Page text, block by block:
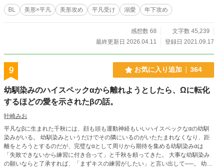
BL 美形×平凡 美形攻め 平凡受け 溺愛 年下攻め
感想数 68
文字数 45,239
最終更新日 2026.04.11
登録日 2021.09.17
9 お気に入り追加 364
幼馴染みのハイスペックαから離れようとしたら、Ωに転化
するほどの愛を示されたβの話。
叶崎みお
平凡なβに生まれた千秋には、顔も頭も運動神経もいいハイスペックなαの幼馴
染みがいる。 幼馴染みというだけでその隣にいるのがいたたまれなくなり、距
離をとろうとするのだが、完璧なαとして周りから期待を集める幼馴染みαは
「失敗できないから練習に付き合って」と千秋を頼ってきた。 大事な幼馴染み
の願いならと了承すれば、「まずキスの練習がしたい」と言い出して──。 幼馴